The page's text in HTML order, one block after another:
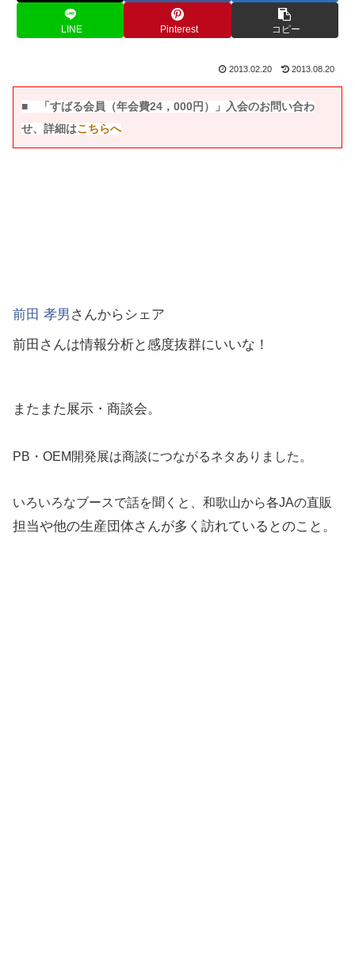
LINE Pinterest コピー
2013.02.20 2013.08.20
■ 「すばる会員（年会費24，000円）」入会のお問い合わ
せ、詳細はこちらへ
前田 孝男 さんからシェア
前田さんは情報分析と感度抜群にいいな！
またまた展示・商談会。
PB・OEM開発展は商談につながるネタありました。
いろいろなブースで話を聞くと、和歌山から各JAの直販
担当や他の生産団体さんが多く訪れているとのこと。